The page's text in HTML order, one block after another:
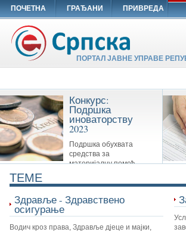
ПОЧЕТНА ГРАЂАНИ ПРИВРЕДА
ПОРТАЛ ЈАВНЕ УПРАВЕ
Конкурс:
Подршка
иноваторству
2023
Подршка обухвата
средства за
материјалну помоћ
иноватора Републике Српске,
иноватора и другим
TEME
Здравље - Здравствено
осигурање
Водич кроз права, Здравље дјеце и мајки,